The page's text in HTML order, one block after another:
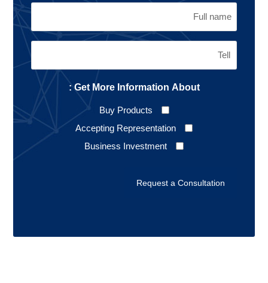
Get More Information About :
Buy Products
Accepting Representation
Business Investment